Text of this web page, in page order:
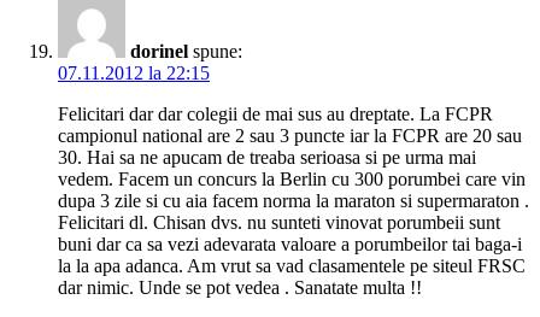
dorinel spune:
07.11.2012 la 22:15
Felicitari dar dar colegii de mai sus au dreptate. La FCPR
campionul national are 2 sau 3 puncte iar la FCPR are 20 sau
30. Hai sa ne apucam de treaba serioasa si pe urma mai
vedem. Facem un concurs la Berlin cu 300 porumbei care vin
dupa 3 zile si cu aia facem norma la maraton si supermaraton .
Felicitari dl. Chisan dvs. nu sunteti vinovat porumbeii sunt
buni dar ca sa vezi adevarata valoare a porumbeilor tai baga-i
la la apa adanca. Am vrut sa vad clasamentele pe siteul FRSC
dar nimic. Unde se pot vedea . Sanatate multa !!